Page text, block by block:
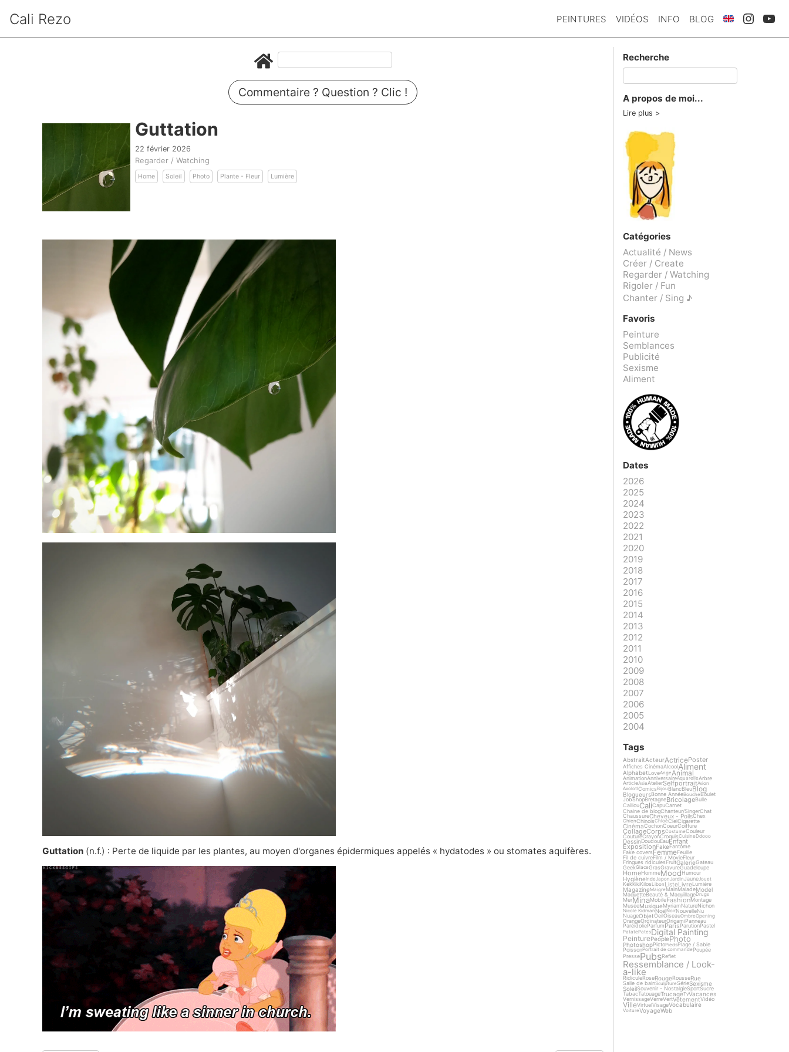
Cali Rezo PEINTURES VIDÉOS INFO BLOG
Commentaire ? Question ? Clic !
Guttation
22 février 2026
Regarder / Watching
Home Soleil Photo Plante - Fleur Lumière
Guttation (n.f.) : Perte de liquide par les plantes, au moyen d'organes épidermiques appelés « hydatodes » ou stomates aquifères.
Recherche
A propos de moi...
Lire plus
Catégories
Actualité / News
Créer / Create
Regarder / Watching
Rigoler / Fun
Chanter / Sing ♪
Favoris
Peinture
Semblances
Publicité
Sexisme
Aliment
Dates
2026
2025
2024
2023
2022
2021
2020
2019
2018
2017
2016
2015
2014
2013
2012
2011
2010
2009
2008
2007
2006
2005
2004
Tags
AbstraitActeurActricePoster
Affiches CinémaAlcoolAliment
AlphabetLoveAnge Animal
AnimationAnniversaireAquarelleArbre
ArticleAsieAtelierSelfportraitAvion
AxolotlComicsBijou BlancBleuBlog
BlogueursBonne AnnéeBouche Boulet
JobShopBretagneBricolageBulle
CaillouCaliCapuCarnet
Chaine de blogChanteur/SingerChat
ChaussureCheveux - PoilsChex
ChienChinoisChloéCielCigarette
CinémaCochonCoeurCoiffure
CollageCorpsCostumeCouleur
CoutureCrayonCroquisCuisineDdooo
DessinDoudouEauEnfant
ExpositionFakeFantôme
Fake coversFemmeFeuille
Fil de cuivreFilm / MovieFleur
Fringues ridiculesFruitGalerieGateau
GeekGlaceGrasGravureGuadeloupe
HomeHommeMoodHumour
HygièneInde Japon JardinJaune Jouet
KekKikiKilosLibon ListeLivreLumière
MagazineMaigre MainMaladeModel
MaquetteBeauté & MaquillageDrugs
MerMinaMobileFashionMontage
MuséeMusiqueMyriamNatureNichon
Nicole KidmanNoëlNoirNouvelleNu
NuageObjetOeilOiseauOmbreOpening
OrangeOrdinateurOrigamiPanneau
ParéidolieParfumParisParutionPastel
PatatePatesDigital Painting
PeinturePeoplePhoto
PhotoshopPictoPiedsPlage / Sable
PoissonPortrait de commande Poupée
PressePubsReflet
Ressemblance / Look-
a-like
RidiculeRoseRougeRousseRue
Salle de bainSculptureSérieSexisme
SoleilSouvenir - NostalgieSportSucre
TabacTatouageTrucageTvVacances
VernissageVerreVertVêtementVidéo
VilleVirtuelVisageVocabulaire
VoitureVoyageWeb